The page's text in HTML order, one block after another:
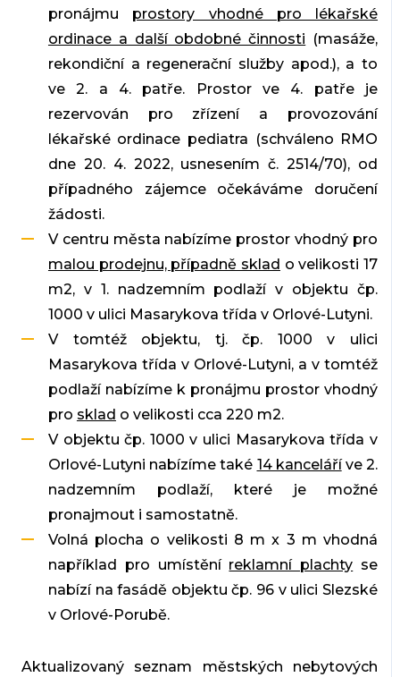
pronájmu prostory vhodné pro lékařské
ordinace a další obdobné činnosti (masáže,
rekondiční a regenerační služby apod.), a to
ve 2. a 4. patře. Prostor ve 4. patře je
rezervován pro zřízení a provozování
lékařské ordinace pediatra (schváleno RMO
dne 20. 4. 2022, usnesením č. 2514/70), od
případného zájemce očekáváme doručení
žádosti.
V centru města nabízíme prostor vhodný pro
malou prodejnu, případně sklad o velikosti 17
m2, v 1. nadzemním podlaží v objektu čp.
1000 v ulici Masarykova třída v Orlové-Lutyni.
V tomtéž objektu, tj. čp. 1000 v ulici
Masarykova třída v Orlové-Lutyni, a v tomtéž
podlaží nabízíme k pronájmu prostor vhodný
pro sklad o velikosti cca 220 m2.
V objektu čp. 1000 v ulici Masarykova třída v
Orlové-Lutyni nabízíme také 14 kanceláříve 2.
nadzemním podlaží, které je možné
pronajmout i samostatně.
Volná plocha o velikosti 8 m x 3 m vhodná
například pro umístění reklamní plachty se
nabízí na fasádě objektu čp. 96 v ulici Slezské
v Orlové-Porubě.
Aktualizovaný seznam městských nebytových